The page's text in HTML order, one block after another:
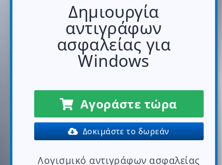
Δημιουργία
αντιγράφων
ασφαλείας για
Windows
Αγοράστε τώρα
Δοκιμάστε το δωρεάν
Λογισμικό αντιγράφων ασφαλείας